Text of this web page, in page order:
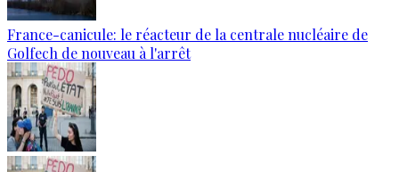
France-canicule: le réacteur de la centrale nucléaire de
Golfech de nouveau à l'arrêt